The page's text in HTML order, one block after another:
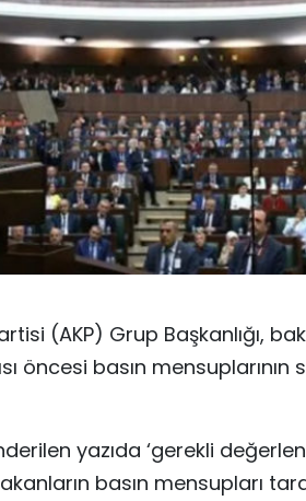
(AKP) Grup Başkanlığı,
öncesi basın
yazıda ‘gerekli
basın mensupları